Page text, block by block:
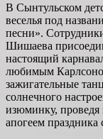
В Сынтульском
веселья под
песни».
Шишаева
настоящий
любимым
зажигательные
солнечного
изюминку, проведя
апогеем праздника